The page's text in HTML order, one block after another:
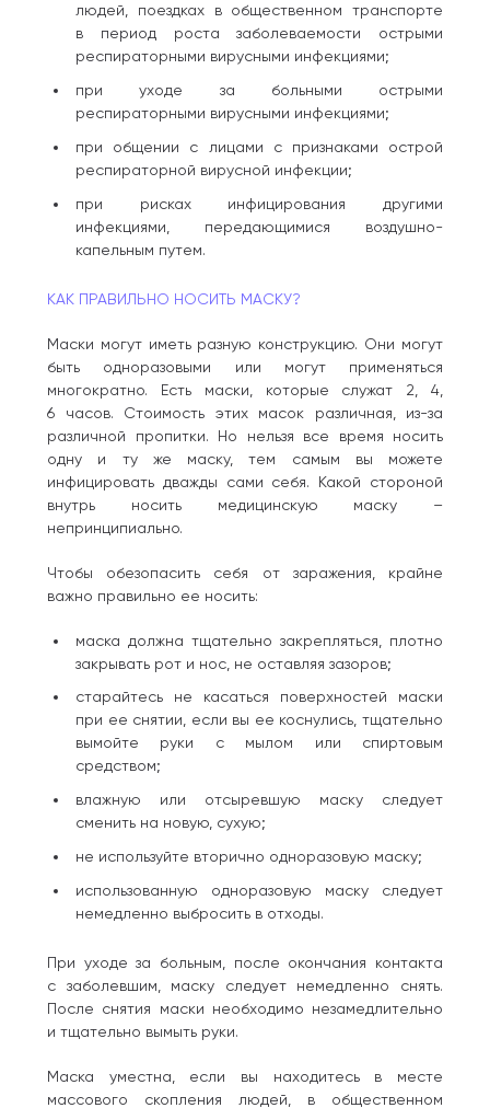
людей, поездках в общественном транспорте
в период роста заболеваемости острыми
респираторными вирусными инфекциями;
при уходе за больными острыми
респираторными вирусными инфекциями;
при общении с лицами с признаками острой
респираторной вирусной инфекции;
при рисках инфицирования другими
инфекциями, передающимися воздушно-
капельным путем.
КАК ПРАВИЛЬНО НОСИТЬ МАСКУ?
Маски могут иметь разную конструкцию. Они могут
быть одноразовыми или могут применяться
многократно. Есть маски, которые служат 2, 4,
6 часов. Стоимость этих масок различная, из-за
различной пропитки. Но нельзя все время носить
одну и ту же маску, тем самым вы можете
инфицировать дважды сами себя. Какой стороной
внутрь носить медицинскую маску –
непринципиально.
Чтобы обезопасить себя от заражения, крайне
важно правильно ее носить:
маска должна тщательно закрепляться, плотно
закрывать рот и нос, не оставляя зазоров;
старайтесь не касаться поверхностей маски
при ее снятии, если вы ее коснулись, тщательно
вымойте руки с мылом или спиртовым
средством;
влажную или отсыревшую маску следует
сменить на новую, сухую;
не используйте вторично одноразовую маску;
использованную одноразовую маску следует
немедленно выбросить в отходы.
При уходе за больным, после окончания контакта
с заболевшим, маску следует немедленно снять.
После снятия маски необходимо незамедлительно
и тщательно вымыть руки.
Маска уместна, если вы находитесь в месте
массового скопления людей, в общественном